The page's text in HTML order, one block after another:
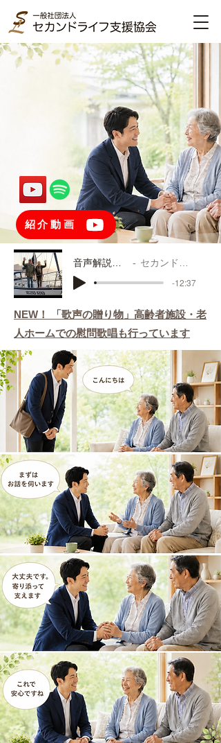
紹介動画
安らぎのある豊かなセカンドライフと
人生最終章のパフォーマンスをご支援
セカンドライフ支援協会
-12:37
NEW！ 「歌声の贈り物」高齢者施設・老
人ホームでの慰問歌唱も行っています